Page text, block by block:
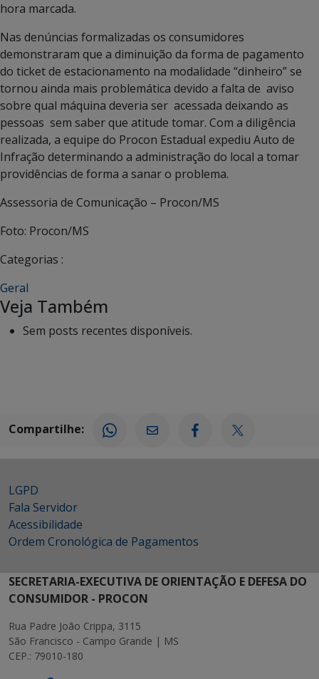
hora marcada.
Nas denúncias formalizadas os consumidores
demonstraram que a diminuição da forma de pagamento
do ticket de estacionamento na modalidade “dinheiro” se
tornou ainda mais problemática devido a falta de aviso
sobre qual máquina deveria ser acessada deixando as
pessoas sem saber que atitude tomar. Com a diligência
realizada, a equipe do Procon Estadual expediu Auto de
Infração determinando a administração do local a tomar
providências de forma a sanar o problema.
Assessoria de Comunicação – Procon/MS
Foto: Procon/MS
Categorias :
Geral
Veja Também
Sem posts recentes disponíveis.
Compartilhe:
LGPD
Fala Servidor
Acessibilidade
Ordem Cronológica de Pagamentos
SECRETARIA-EXECUTIVA DE ORIENTAÇÃO E DEFESA DO
CONSUMIDOR - PROCON
Rua Padre João Crippa, 3115
São Francisco - Campo Grande | MS
CEP.: 79010-180